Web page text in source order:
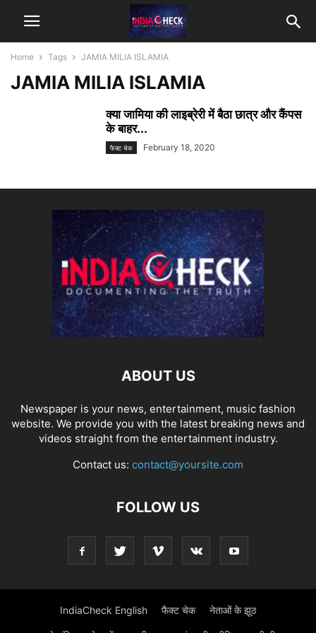
Home Tags JAMIA MILIA ISLAMIA
JAMIA MILIA ISLAMIA
क्या जामिया की लाइब्रेरी में बैठा छात्र और कैंपस
के बाहर...
फैक्ट चेक February 18, 2020
ABOUT US
Newspaper is your news, entertainment, music fashion
website. We provide you with the latest breaking news and
videos straight from the entertainment industry.
Contact us: contact@yoursite.com
FOLLOW US
IndiaCheck English फैक्ट चेक नेताओं के झूठ